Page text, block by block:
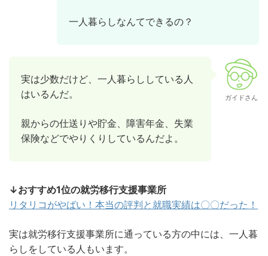
一人暮らしなんてできるの？
実は少数だけど、一人暮らししている人
はいるんだ。
親からの仕送りや貯金、障害年金、失業
保険などでやりくりしているんだよ。
ガイドさん
↓おすすめ1位の就労移行支援事業所
リタリコがやばい！本当の評判と就職実績は〇〇だった！
実は就労移行支援事業所に通っている方の中には、一人暮
らしをしている人もいます。